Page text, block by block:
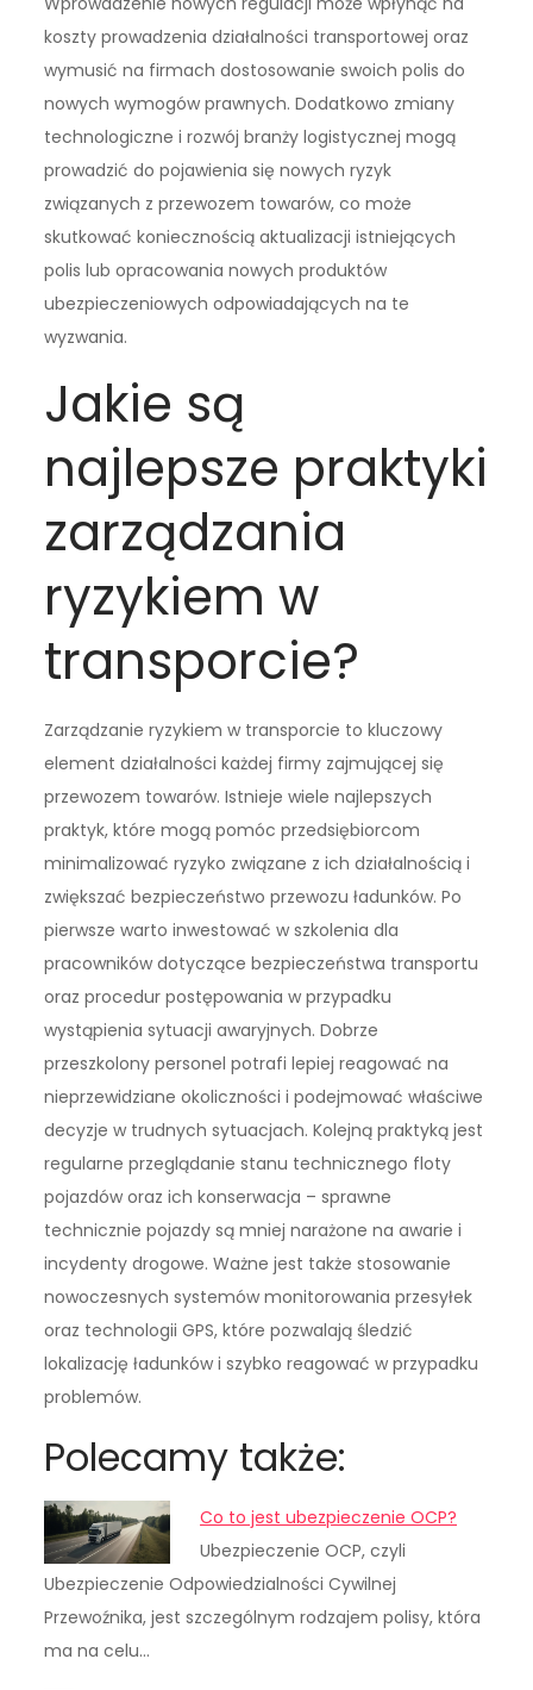
koszty prowadzenia działalności transportowej oraz
wymusić na firmach dostosowanie swoich polis do
nowych wymogów prawnych. Dodatkowo zmiany
technologiczne i rozwój branży logistycznej mogą
prowadzić do pojawienia się nowych ryzyk
związanych z przewozem towarów, co może
skutkować koniecznością aktualizacji istniejących
polis lub opracowania nowych produktów
ubezpieczeniowych odpowiadających na te
wyzwania.
Jakie są
najlepsze praktyki
zarządzania
ryzykiem w
transporcie?
Zarządzanie ryzykiem w transporcie to kluczowy
element działalności każdej firmy zajmującej się
przewozem towarów. Istnieje wiele najlepszych
praktyk, które mogą pomóc przedsiębiorcom
minimalizować ryzyko związane z ich działalnością i
zwiększać bezpieczeństwo przewozu ładunków. Po
pierwsze warto inwestować w szkolenia dla
pracowników dotyczące bezpieczeństwa transportu
oraz procedur postępowania w przypadku
wystąpienia sytuacji awaryjnych. Dobrze
przeszkolony personel potrafi lepiej reagować na
nieprzewidziane okoliczności i podejmować właściwe
decyzje w trudnych sytuacjach. Kolejną praktyką jest
regularne przeglądanie stanu technicznego floty
pojazdów oraz ich konserwacja – sprawne
technicznie pojazdy są mniej narażone na awarie i
incydenty drogowe. Ważne jest także stosowanie
nowoczesnych systemów monitorowania przesyłek
oraz technologii GPS, które pozwalają śledzić
lokalizację ładunków i szybko reagować w przypadku
problemów.
Polecamy także:
Co to jest ubezpieczenie OCP?
Ubezpieczenie OCP, czyli
Ubezpieczenie Odpowiedzialności Cywilnej
Przewoźnika, jest szczególnym rodzajem polisy, która
ma na celu…